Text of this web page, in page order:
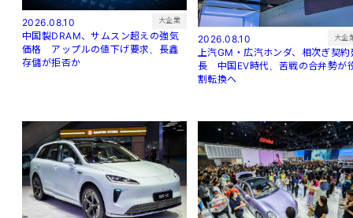
2026.08.10 大企業
中国製DRAM、サムスン超えの強気
価格 アップルの値下げ要求、長鑫
存儲が拒否か
2026.08.10 大企
上汽GM・広汽ホンダ、相次ぎ契約
長 中国EV時代、苦戦の合弁勢が
割転換へ